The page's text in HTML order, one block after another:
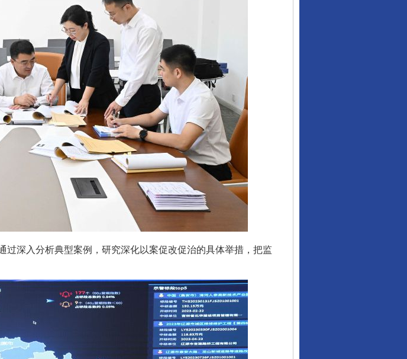
深入分析典型案例，研究深化以案促改促治的具体举措，把监